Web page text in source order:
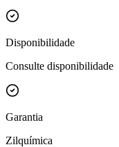
Disponibilidade
Consulte disponibilidade
Garantia
Zilquímica